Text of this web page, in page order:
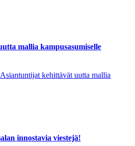
mallia kampusasumiselle
kehittävät uutta mallia
innostavia viestejä!